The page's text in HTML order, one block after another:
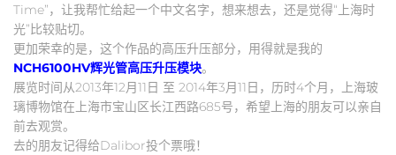
Time”，让我帮忙给起一个中文名字，想来想去，还是觉得“上海时
光”比较贴切。
更加荣幸的是，这个作品的高压升压部分，用得就是我的
NCH6100HV辉光管高压升压模块。
展览时间从2013年12月11日 至 2014年3月11日，历时4个月，上海玻
璃博物馆在上海市宝山区长江西路685号，希望上海的朋友可以亲自
前去观赏。
去的朋友记得给Dalibor投个票哦！